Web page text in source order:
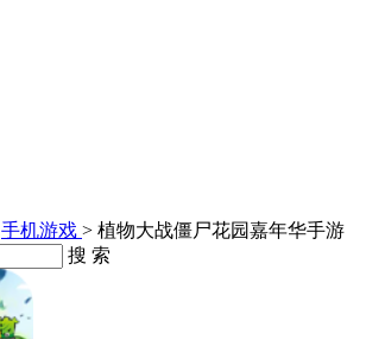
手机游戏 > 植物大战僵尸花园嘉年华手游
搜 索